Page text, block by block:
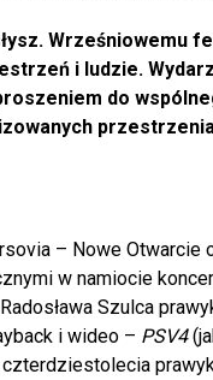
Wrześniowemu
i ludzie.
do
– Nowe Otwarcie
w namiocie
Szulca
i wideo – PSV4
czterdziestolecia